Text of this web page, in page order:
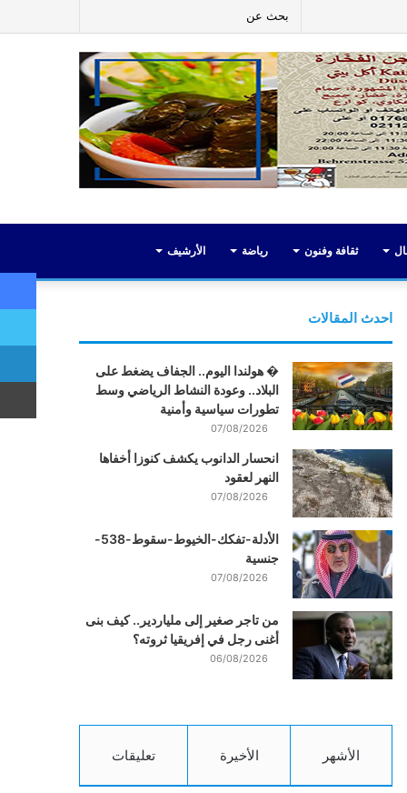
عن
إضافة
عمود
جانبي
ثقافة وفنون رياضة الأرشيف
احدث المقالات
� هولندا اليوم.. الجفاف يضغط على
البلاد.. وعودة النشاط الرياضي وسط
تطورات سياسية وأمنية
07/08/2026
انحسار الدانوب يكشف كنوزا أخفاها
النهر لعقود
07/08/2026
الأدلة-تفكك-الخيوط-سقوط-538-
جنسية
07/08/2026
من تاجر صغير إلى ملياردير.. كيف بنى
أغنى رجل في إفريقيا ثروته؟
06/08/2026
الأشهر الأخيرة تعليقات